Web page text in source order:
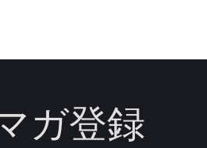
ガ登録